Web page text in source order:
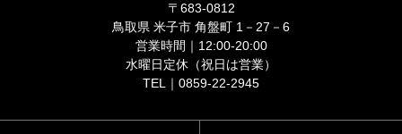
〒683-0812
鳥取県 米子市 角盤町 1－27－6
営業時間｜12:00-20:00
水曜日定休（祝日は営業）
TEL｜0859-22-2945